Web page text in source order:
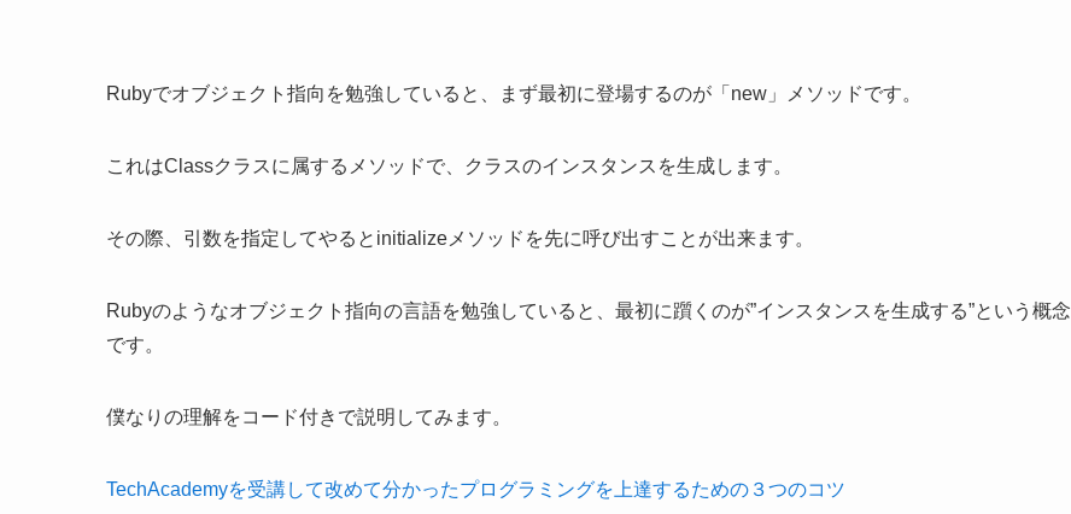
Rubyでオブジェクト指向を勉強していると、まず最初に登場するのが「new」メソッドです。
これはClassクラスに属するメソッドで、クラスのインスタンスを生成します。
その際、引数を指定してやるとinitializeメソッドを先に呼び出すことが出来ます。
Rubyのようなオブジェクト指向の言語を勉強していると、最初に躓くのが”インスタンスを生成する”という概念
です。
僕なりの理解をコード付きで説明してみます。
TechAcademyを受講して改めて分かったプログラミングを上達するための３つのコツ